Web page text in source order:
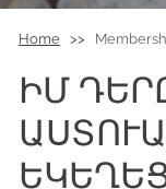
Home >>
ԻՄ